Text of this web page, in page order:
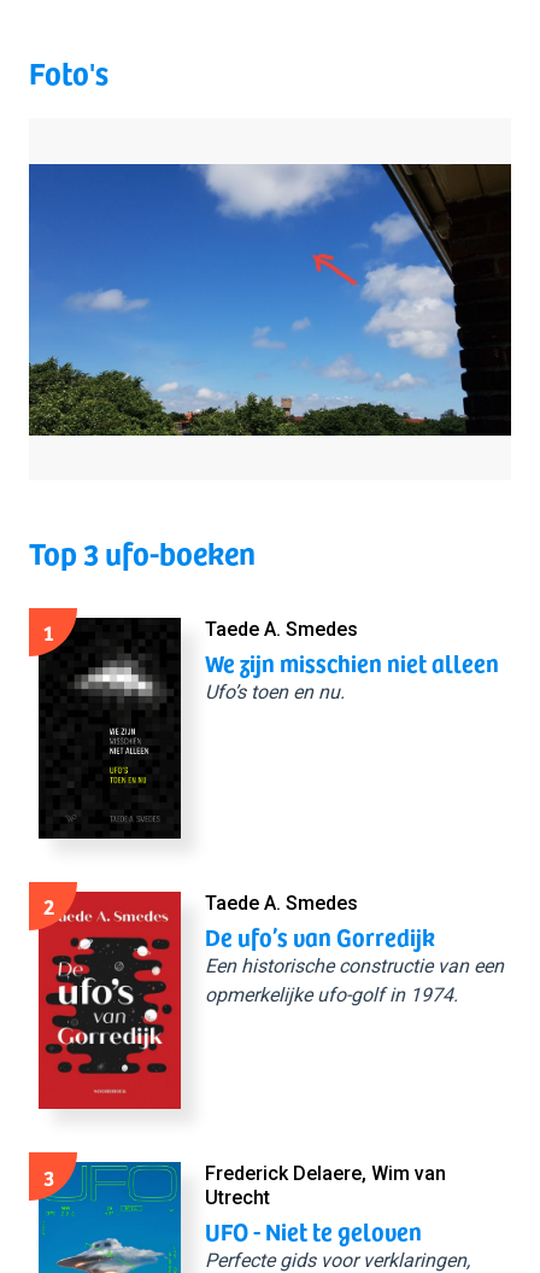
Foto's
Top 3 ufo-boeken
1 Taede A. Smedes
We zijn misschien niet alleen
Ufo’s toen en nu.
2 Taede A. Smedes
De ufo’s van Gorredijk
Een historische constructie van een
opmerkelijke ufo-golf in 1974.
3
Frederick Delaere, Wim van
Utrecht
UFO - Niet te geloven
Perfecte gids voor verklaringen,